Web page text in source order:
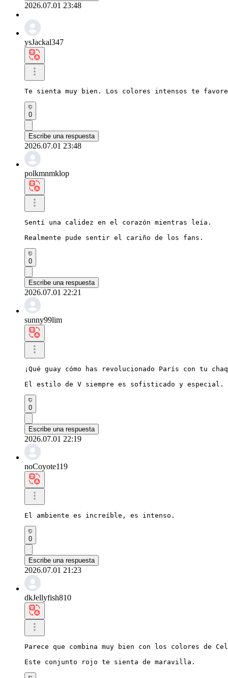
2026.07.01 23:48
ysJackal347
Te sienta muy bien. Los colores intensos te
0
Escribe una respuesta
2026.07.01 23:48
polkmnmklop
Sentí una calidez en el corazón mientras leía.
Realmente pude sentir el cariño de los fans.
0
Escribe una respuesta
2026.07.01 22:21
sunny99lim
¡Qué guay cómo has revolucionado París con tu
El estilo de V siempre es sofisticado y especial.
0
Escribe una respuesta
2026.07.01 22:19
noCoyote119
El ambiente es increíble, es intenso.
0
Escribe una respuesta
2026.07.01 21:23
dkJellyfish810
Parece que combina muy bien con los colores de
Este conjunto rojo te sienta de maravilla.